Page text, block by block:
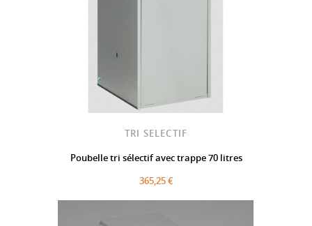
TRI SELECTIF
Poubelle tri sélectif avec trappe 70 litres
365,25 €